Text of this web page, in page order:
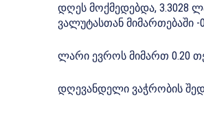
დღეს მოქმედებდა, 3.3028
ვალუტასთან მიმართებაში -
ლარი ევროს მიმართ 0.20
დღევანდელი ვაჭრობის